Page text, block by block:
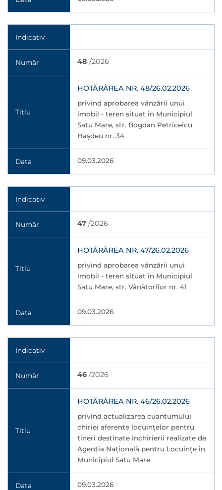
Indicativ
Număr 48 /2026
Titlu
HOTĂRÂREA NR. 48/26.02.2026
privind aprobarea vânzării unui
imobil - teren situat în Municipiul
Satu Mare, str. Bogdan Petriceicu
Hașdeu nr. 34
Data 09.03.2026
Indicativ
Număr 47 /2026
Titlu
HOTĂRÂREA NR. 47/26.02.2026
privind aprobarea vânzării unui
imobil - teren situat în Municipiul
Satu Mare, str. Vânătorilor nr. 41
Data 09.03.2026
Indicativ
Număr 46 /2026
Titlu
HOTĂRÂREA NR. 46/26.02.2026
privind actualizarea cuantumului
chiriei aferente locuințelor pentru
tineri destinate închirierii realizate de
Agenția Națională pentru Locuințe în
Municipiul Satu Mare
Data 09.03.2026